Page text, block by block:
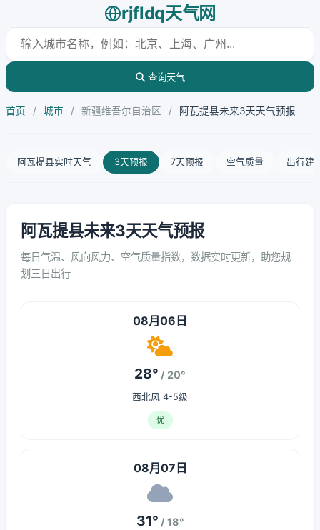
rjfldq天气网
查询天气
首页 / 城市 / 新疆维吾尔自治区 / 阿瓦提县未来3天天气预报
阿瓦提县实时天气 3天预报 7天预报 空气质量 出行建
阿瓦提县未来3天天气预报
每日气温、风向风力、空气质量指数，数据实时更新，助您规
划三日出行
08月06日
28° / 20°
西北风 4-5级
优
08月07日
31° / 18°